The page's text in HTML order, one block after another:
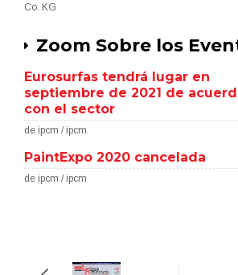
Co. KG
Zoom Sobre los
Eurosurfas tendrá lugar en
septiembre de 2021 de
con el sector
de ipcm / ipcm
PaintExpo 2020 cancelada
de ipcm / ipcm